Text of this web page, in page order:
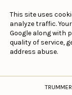
This site uses
analyze traffic.
Google along with
quality of service,
address abuse.